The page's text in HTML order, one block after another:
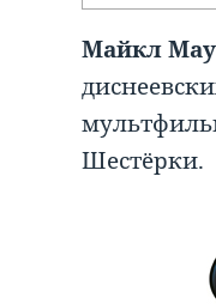
Майкл
Шестёрки.